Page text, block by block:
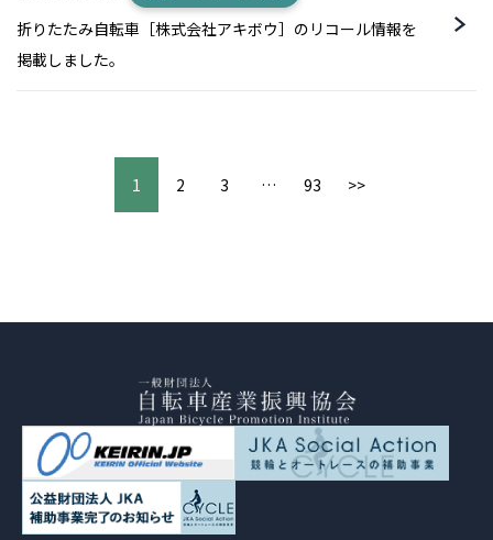
折りたたみ自転車［株式会社アキボウ］のリコール情報を
掲載しました。
1 2 3 … 93 >>